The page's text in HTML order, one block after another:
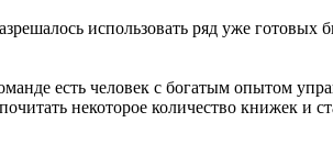
использовать ряд уже готовых
есть человек с богатым опытом
некоторое количество книжек и